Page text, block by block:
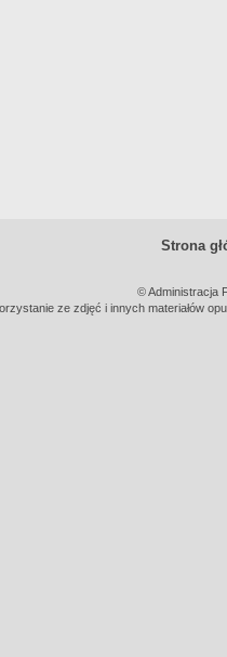
Strona
© Administracja
ze zdjęć i innych materiałów